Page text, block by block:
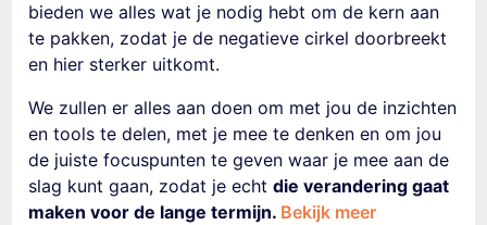
bieden we alles wat je nodig hebt om de kern aan
te pakken, zodat je de negatieve cirkel doorbreekt
en hier sterker uitkomt.
We zullen er alles aan doen om met jou de inzichten
en tools te delen, met je mee te denken en om jou
de juiste focuspunten te geven waar je mee aan de
slag kunt gaan, zodat je echtdie verandering gaat
maken voor de lange termijn. Bekijk meer